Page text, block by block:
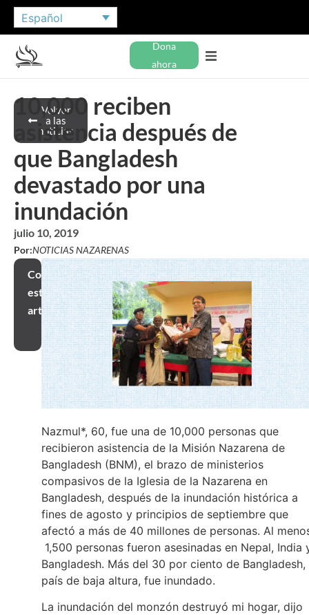
Español
Dona
ahora
Volver
a las
noticias
10,000 reciben
asistencia después de
que Bangladesh
devastado por una
inundación
julio 10, 2019
Por:NOTICIAS NAZARENAS
Compartir
este
artículo
Nazmul*, 60, fue una de 10,000 personas que
recibieron asistencia de la Misión Nazarena de
Bangladesh (BNM), el brazo de ministerios
compasivos de la Iglesia de la Nazarena en
Bangladesh, después de la inundación histórica a
fines de agosto y principios de septiembre que
afectó a más de 40 millones de personas. Al
1,500 personas fueron asesinadas en Nepal, India
Bangladesh. Más del 30 por ciento de Bangladesh,
país de baja altura, fue inundado.
La inundación del monzón destruyó mi hogar, dijo